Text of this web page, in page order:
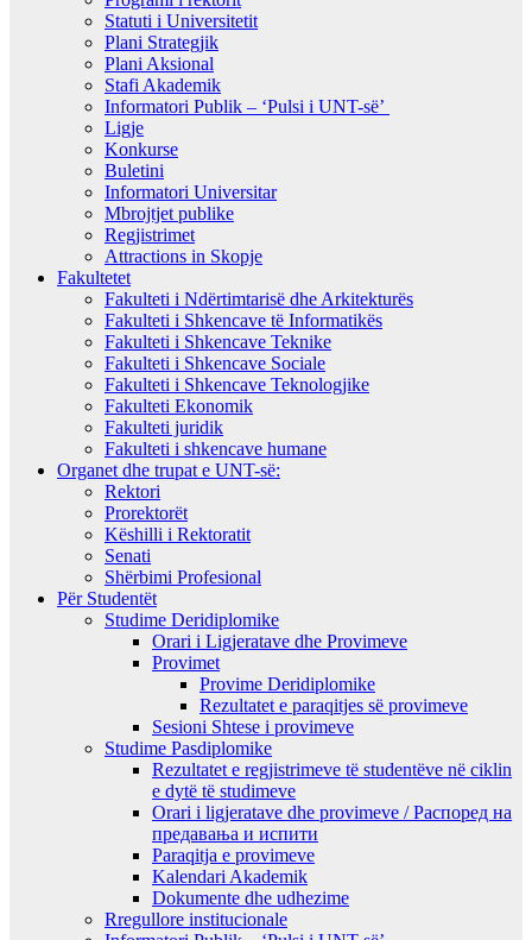
Statuti i Universitetit
Plani Strategjik
Plani Aksional
Stafi Akademik
Informatori Publik – ‘Pulsi i UNT-së’
Ligje
Konkurse
Buletini
Informatori Universitar
Mbrojtjet publike
Regjistrimet
Attractions in Skopje
Fakultetet
Fakulteti i Ndërtimtarisë dhe Arkitekturës
Fakulteti i Shkencave të Informatikës
Fakulteti i Shkencave Teknike
Fakulteti i Shkencave Sociale
Fakulteti i Shkencave Teknologjike
Fakulteti Ekonomik
Fakulteti juridik
Fakulteti i shkencave humane
Organet dhe trupat e UNT-së:
Rektori
Prorektorët
Këshilli i Rektoratit
Senati
Shërbimi Profesional
Për Studentët
Studime Deridiplomike
Orari i Ligjeratave dhe Provimeve
Provimet
Provime Deridiplomike
Rezultatet e paraqitjes së provimeve
Sesioni Shtese i provimeve
Studime Pasdiplomike
Rezultatet e regjistrimeve të studentëve në ciklin
e dytë të studimeve
Orari i ligjeratave dhe provimeve / Распоред на
предавањa и испити
Paraqitja e provimeve
Kalendari Akademik
Dokumente dhe udhezime
Rregullore institucionale